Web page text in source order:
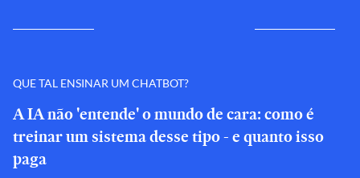
QUE TAL ENSINAR UM CHATBOT?
A IA não 'entende' o mundo de cara: como é
treinar um sistema desse tipo - e quanto isso
paga